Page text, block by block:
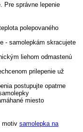
Pre správne lepenie
polepovaného
- samolepkám skracujete
liehom odmastenú
prilepenie už
postupujte opatrne
miesto
motiv samolepka na